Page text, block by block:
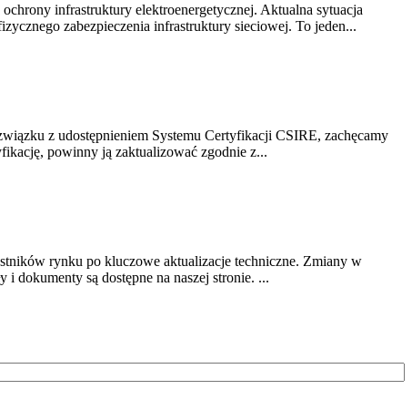
infrastruktury elektroenergetycznej. Aktualna sytuacja
zabezpieczenia infrastruktury sieciowej. To jeden...
z udostępnieniem Systemu Certyfikacji CSIRE, zachęcamy
powinny ją zaktualizować zgodnie z...
rynku po kluczowe aktualizacje techniczne. Zmiany w
dokumenty są dostępne na naszej stronie. ...